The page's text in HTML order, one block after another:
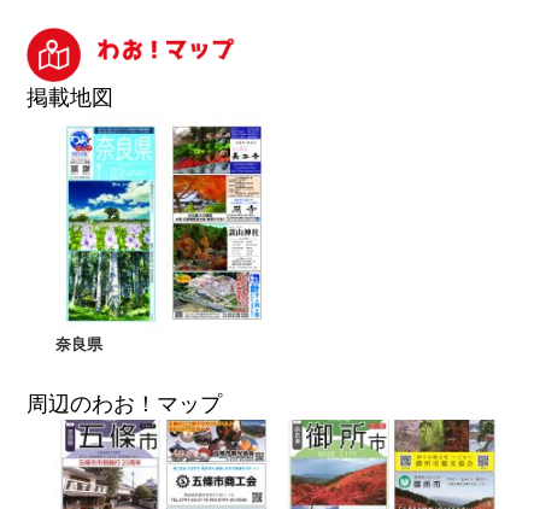
掲載地図
奈良県
周辺のわお！マップ